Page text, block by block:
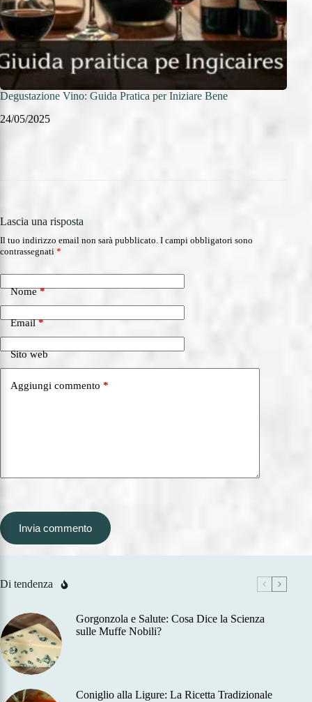
Degustazione Vino: Guida Pratica per Iniziare Bene
24/05/2025
Lascia una risposta
Il tuo indirizzo email non sarà pubblicato. I campi obbligatori sono
contrassegnati *
Nome*
Email*
Sito web
Aggiungi commento *
Invia commento
Di tendenza
Gorgonzola e Salute: Cosa Dice la Scienza
sulle Muffe Nobili?
Coniglio alla Ligure: La Ricetta Tradizionale